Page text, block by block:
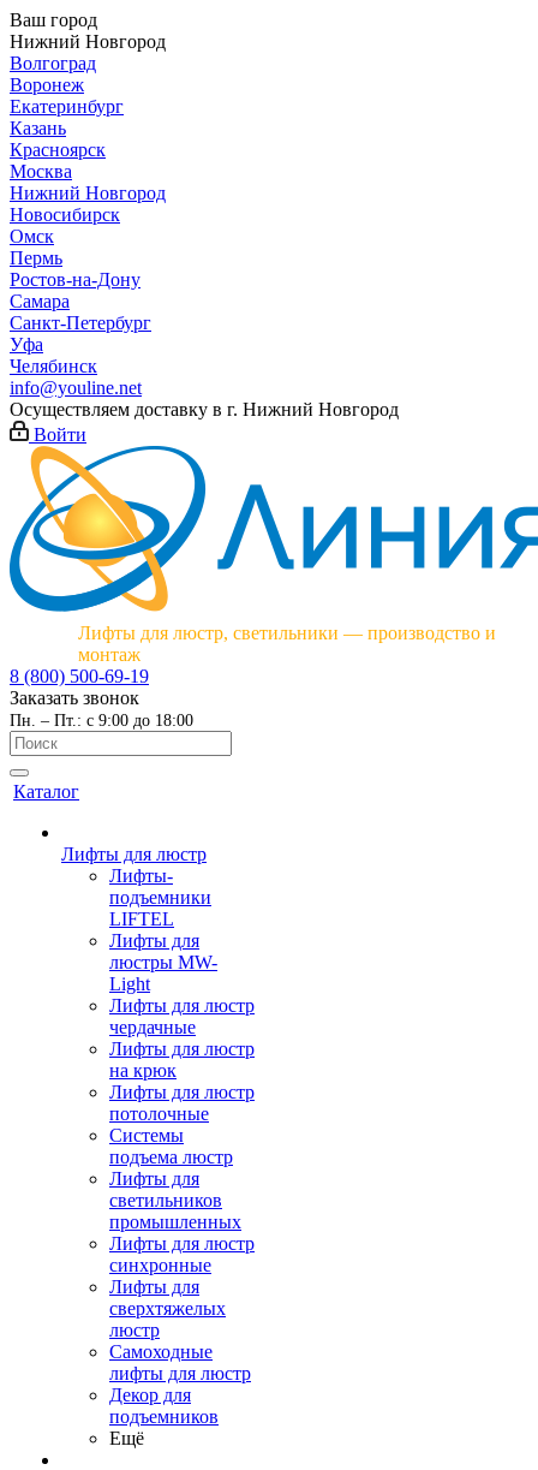
Ваш город
Нижний Новгород
Волгоград
Воронеж
Екатеринбург
Казань
Красноярск
Москва
Нижний Новгород
Новосибирск
Омск
Пермь
Ростов-на-Дону
Самара
Санкт-Петербург
Уфа
Челябинск
info@youline.net
Осуществляем доставку в г. Нижний Новгород
Войти
Лифты для люстр, светильники — производство и
монтаж
8 (800) 500-69-19
Заказать звонок
Пн. – Пт.: с 9:00 до 18:00
Каталог
Лифты для люстр
Лифты-
подъемники
LIFTEL
Лифты для
люстры MW-
Light
Лифты для люстр
чердачные
Лифты для люстр
на крюк
Лифты для люстр
потолочные
Системы
подъема люстр
Лифты для
светильников
промышленных
Лифты для люстр
синхронные
Лифты для
сверхтяжелых
люстр
Самоходные
лифты для люстр
Декор для
подъемников
Ещё